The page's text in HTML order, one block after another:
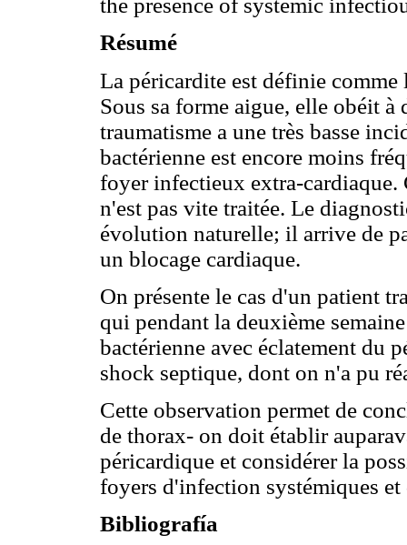
the presence of systemic
Résumé
La péricardite est définie
Sous sa forme aigue, elle obéit
traumatisme a une très basse
bactérienne est encore moins
foyer infectieux extra-cardiaque.
n'est pas vite traitée. Le
évolution naturelle; il arrive de
un blocage cardiaque.
On présente le cas d'un patient
qui pendant la deuxième
bactérienne avec éclatement du
shock septique, dont on n'a pu
Cette observation permet de
de thorax- on doit établir
péricardique et considérer la
foyers d'infection systémiques
Bibliografía